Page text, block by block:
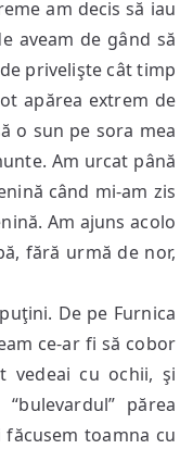
am decis să iau
aveam de gând să
privelişte cât timp
apărea extrem de
o sun pe sora mea
Am urcat până
când mi-am zis
Am ajuns acolo
fără urmă de nor,
De pe Furnica
ce-ar fi să cobor
vedeai cu ochii, şi
părea
toamna cu